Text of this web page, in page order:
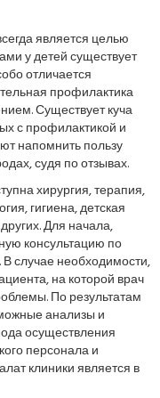
является целью
у детей существует
отличается
профилактика
Существует куча
с профилактикой и
напомнить пользу
судя по отзывах.
хирургия, терапия,
гигиена, детская
Для начала,
консультацию по
случае необходимости,
на которой врач
По результатам
анализы и
осуществления
персонала и
клиники является в